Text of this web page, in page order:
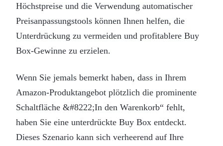
Höchstpreise und die Verwendung automatischer
Preisanpassungstools können Ihnen helfen, die
Unterdrückung zu vermeiden und profitablere Buy
Box-Gewinne zu erzielen.
Wenn Sie jemals bemerkt haben, dass in Ihrem
Amazon-Produktangebot plötzlich die prominente
Schaltfläche &#8222;In den Warenkorb“ fehlt,
haben Sie eine unterdrückte Buy Box entdeckt.
Dieses Szenario kann sich verheerend auf Ihre